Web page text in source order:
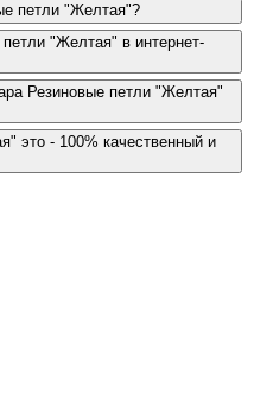
петли "Желтая"?
в интернет-
Резиновые петли "Желтая"